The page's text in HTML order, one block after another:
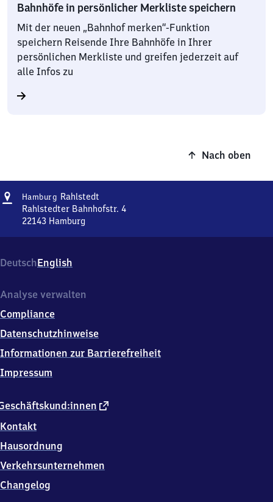
Bahnhöfe in persönlicher Merkliste speichern
Mit der neuen „Bahnhof merken“-Funktion
speichern Reisende Ihre Bahnhöfe in Ihrer
persönlichen Merkliste und greifen jederzeit auf
alle Infos zu
Nach oben
Adresse
Hamburg RahlstedtHamburg-
Rahlstedt
Rahlstedter Bahnhofstr. 4
22143 Hamburg
Rahlstedter
Bahnhofstr.
2
1
4
Hamburg
DeutschEnglish
externer
Kontakt
Hausordnung
Verkehrsunternehmen
Changelog
Analyse verwalten
Compliance
Datenschutzhinweise
Informationen zur Barrierefreiheit
Impressum